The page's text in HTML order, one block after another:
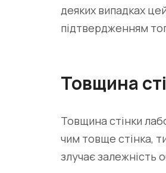
деяких випадках
підтвердженням
Товщина
Товщина стінки
чим товще стінка,
злучає залежність